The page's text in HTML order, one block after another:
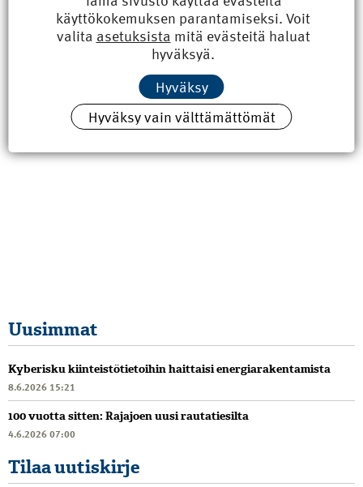
vuoden työn jälkeen. Keskustornin huipulle
nostettiin helmikuun lopulla viimeinen pala
17 metriä...
Uusimmat
Kyberisku kiinteistötietoihin haittaisi energiarakentamista
8.6.2026 15:21
100 vuotta sitten: Rajajoen uusi rautatiesilta
4.6.2026 07:00
Tilaa uutiskirje
käyttökokemuksen parantamiseksi. Voit
valita asetuksista mitä evästeitä haluat
hyväksyä.
Hyväksy
Hyväksy vain välttämättömät